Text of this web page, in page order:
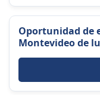
Oportunidad de
Montevideo de